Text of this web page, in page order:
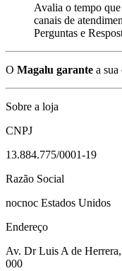
Avalia o tempo
canais de
Perguntas e
O Magalu garante a
Sobre a loja
CNPJ
13.884.775/0001-19
Razão Social
nocnoc Estados Unidos
Endereço
Av. Dr Luis A de
000